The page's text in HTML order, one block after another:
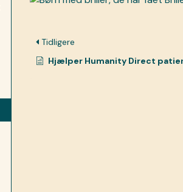
Tidligere
Hjælper Humanity Direct